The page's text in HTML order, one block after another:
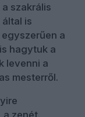
szakrális
is
a
hagytuk a
levenni a
mesterről.